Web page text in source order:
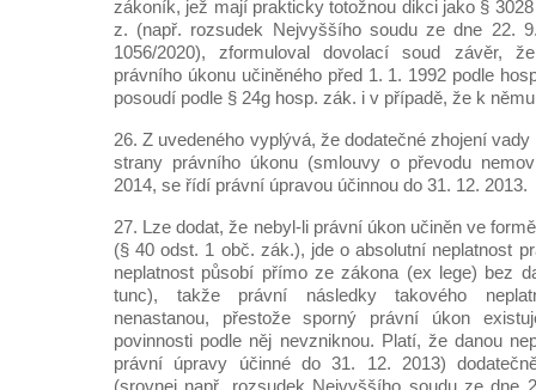
zákoník, jež mají prakticky totožnou dikci jako §
z. (např. rozsudek Nejvyššího soudu ze dne 22.
1056/2020), zformuloval dovolací soud závěr,
právního úkonu učiněného před 1. 1. 1992 podle
posoudí podle § 24g hosp. zák. i v případě, že k
26. Z uvedeného vyplývá, že dodatečné zhojení
strany právního úkonu (smlouvy o převodu
2014, se řídí právní úpravou účinnou do 31. 12. 2013.
27. Lze dodat, že nebyl-li právní úkon učiněn ve
(§ 40 odst. 1 obč. zák.), jde o absolutní neplatnost
neplatnost působí přímo ze zákona (ex lege) bez
tunc), takže právní následky takového
nenastanou, přestože sporný právní úkon
povinnosti podle něj nevzniknou. Platí, že danou
právní úpravy účinné do 31. 12. 2013)
(srovnej např. rozsudek Nejvyššího soudu ze dne